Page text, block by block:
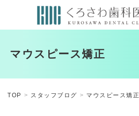
マウスピース矯正
TOP スタッフブログ マウスピース矯正